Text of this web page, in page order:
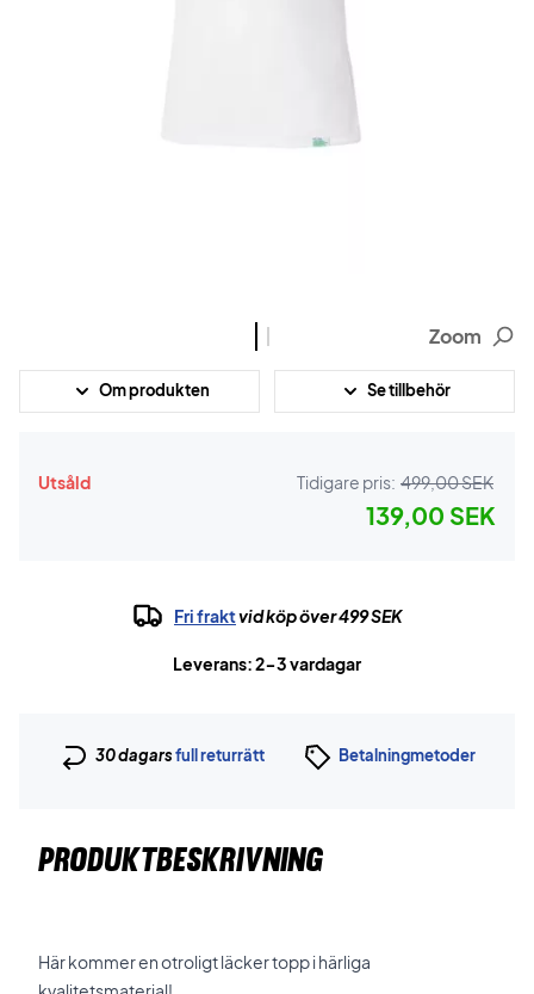
Zoom
Om produkten Se tillbehör
Utsåld Tidigare pris: 499,00 SEK
139,00 SEK
Fri fraktvid köp över 499 SEK
Leverans: 2-3 vardagar
30 dagarsfull returrätt Betalningmetoder
PRODUKTBESKRIVNING
Här kommer en otroligt läcker topp i härliga